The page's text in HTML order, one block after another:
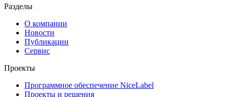
Разделы
О компании
Новости
Публикации
Сервис
Проекты
Программное обеспечение NiceLabel
Проекты и решения